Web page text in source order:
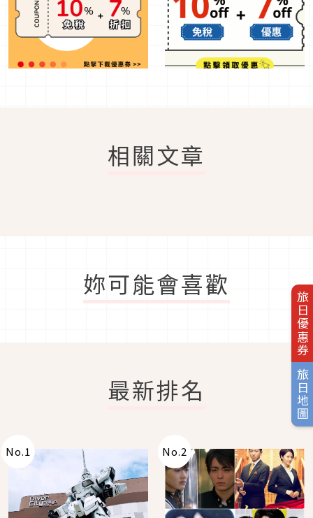
旅日優惠券
旅日地圖
相關文章
妳可能會喜歡
最新排名
No.1 No.2